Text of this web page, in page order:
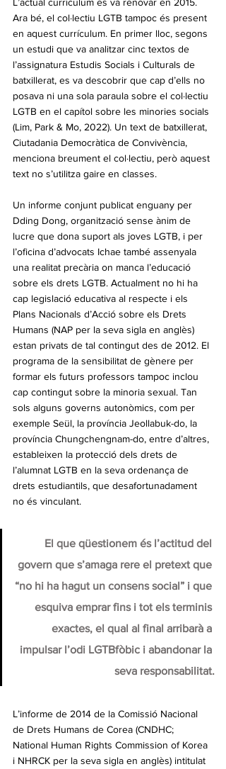
Ara bé, el col·lectiu LGTB tampoc és present
en aquest currículum. En primer lloc, segons
un estudi que va analitzar cinc textos de
l’assignatura Estudis Socials i Culturals de
batxillerat, es va descobrir que cap d’ells no
posava ni una sola paraula sobre el col·lectiu
LGTB en el capítol sobre les minories socials
(Lim, Park & Mo, 2022). Un text de batxillerat,
Ciutadania Democràtica de Convivència,
menciona breument el col·lectiu, però aquest
text no s’utilitza gaire en classes.
Un informe conjunt publicat enguany per
Dding Dong, organització sense ànim de
lucre que dona suport als joves LGTB, i per
l’oficina d’advocats Ichae també assenyala
una realitat precària on manca l’educació
sobre els drets LGTB. Actualment no hi ha
cap legislació educativa al respecte i els
Plans Nacionals d’Acció sobre els Drets
Humans (NAP per la seva sigla en anglès)
estan privats de tal contingut des de 2012. El
programa de la sensibilitat de gènere per
formar els futurs professors tampoc inclou
cap contingut sobre la minoria sexual. Tan
sols alguns governs autonòmics, com per
exemple Seül, la província Jeollabuk-do, la
província Chungchengnam-do, entre d’altres,
estableixen la protecció dels drets de
l’alumnat LGTB en la seva ordenança de
drets estudiantils, que desafortunadament
no és vinculant.
El que qüestionem és l’actitud del
govern que s’amaga rere el pretext que
“no hi ha hagut un consens social” i que
esquiva emprar fins i tot els terminis
exactes, el qual al final arribarà a
impulsar l’odi LGTBfòbic i abandonar la
seva responsabilitat.
L’informe de 2014 de la Comissió Nacional
de Drets Humans de Corea (CNDHC;
National Human Rights Commission of Korea
i NHRCK per la seva sigla en anglès) intitulat